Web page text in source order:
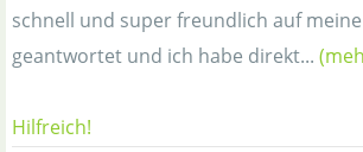
schnell und super freundlich auf
geantwortet und ich habe direkt...
Hilfreich!